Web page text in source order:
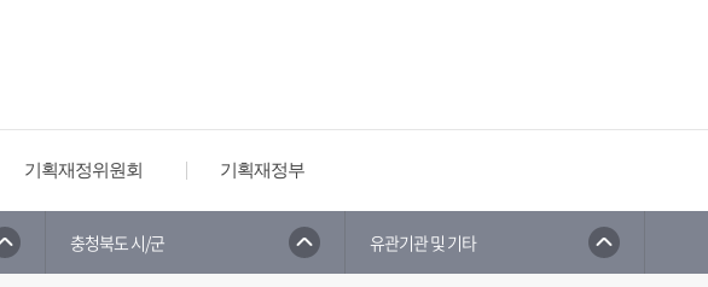
기획재정위원회 기획재정부
충청북도 시/군 유관기관 및 기타